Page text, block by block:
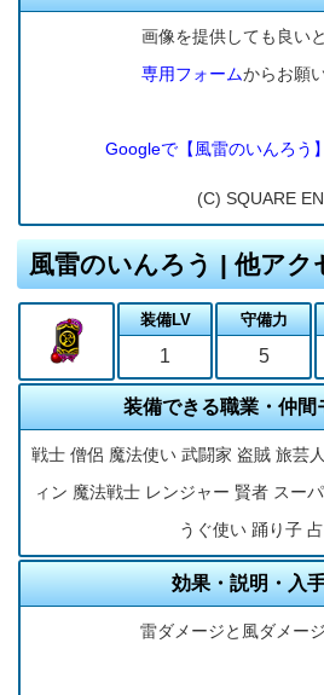
画像を提供しても良い
専用フォームからお願
Googleで【風雷のいんろう
(C) SQUARE
風雷のいんろう | 他アク
装備LV
1
守備力
5
装備できる職業・仲間
戦士 僧侶 魔法使い 武闘家 盗賊 旅芸
ィン 魔法戦士 レンジャー 賢者 スー
うぐ使い 踊り子
効果・説明・入
雷ダメージと風ダメー